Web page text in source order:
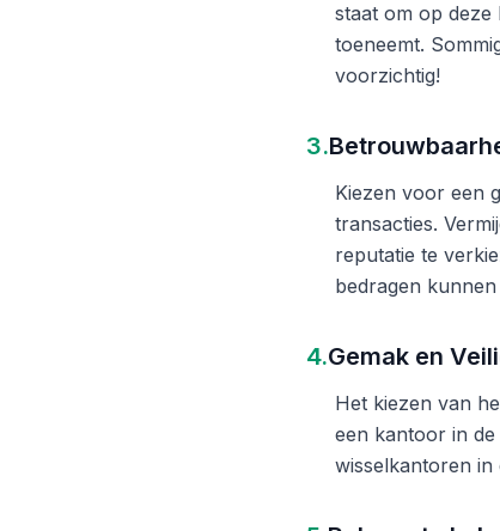
staat om op
toeneemt.
voorzichtig!
3.
Kiezen voor een
transacties.
reputatie te
bedragen
4.Gemak en
Het kiezen van
een kantoor in
wisselkantoren in